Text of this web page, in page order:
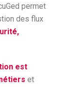
permet
des flux
est
et